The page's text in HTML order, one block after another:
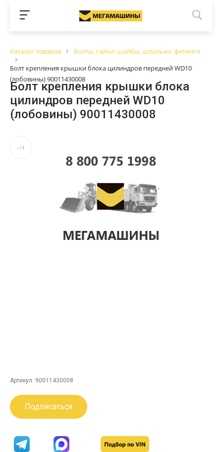
Каталог товаров
Болты, гайки, шайбы, шпильки, фитинги
Болт крепления крышки блока цилиндров передней WD10
(лобовины) 90011430008
Болт крепления крышки блока
цилиндров передней WD10
(лобовины) 90011430008
Артикул: 90011430008
Подписаться